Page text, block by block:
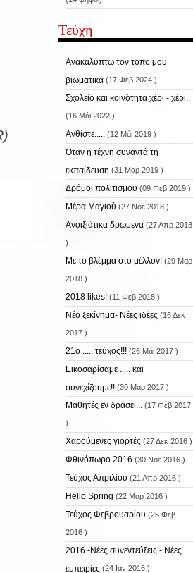
Τεύχη
Ανακαλύπτω τον τόπο μου
βιωματικά(17 Φεβ 2024 )
Σχολείο και κοινότητα χέρι - χέρι..
(16 Μάι 2022 )
Ανθίστε..... (12 Μάι 2019 )
Όταν η τέχνη συναντά τη
εκπαίδευση (31 Μαρ 2019 )
Δρόμοι πολιτισμού (09 Φεβ 2019 )
Μέρα Μαγιού (27 Νοε 2018 )
Ανοιξιάτικα δρώμενα(27 Απρ 2018
)
Με το βλέμμα στο μέλλον!(29 Μαρ
2018 )
2018 likes!(11 Φεβ 2018 )
Νέο ξεκίνημα- Νέες ιδέες (16 Δεκ
2017 )
21ο ..... τεύχος!!!(26 Μάι 2017 )
Εικοσαρίσαμε ..... και
συνεχίζουμε!!(30 Μαρ 2017 )
Μαθητές εν δράσει... (17 Φεβ 2017
)
Χαρούμενες γιορτές (27 Δεκ 2016 )
Φθινόπωρο 2016 (30 Νοε 2016 )
Τεύχος Απριλίου (21 Απρ 2016 )
Hello Spring (22 Μαρ 2016 )
Τεύχος Φεβρουαρίου (25 Φεβ
2016 )
2016 -Νέες συνεντεύξεις - Νέες
εμπειρίες (24 Ιαν 2016 )